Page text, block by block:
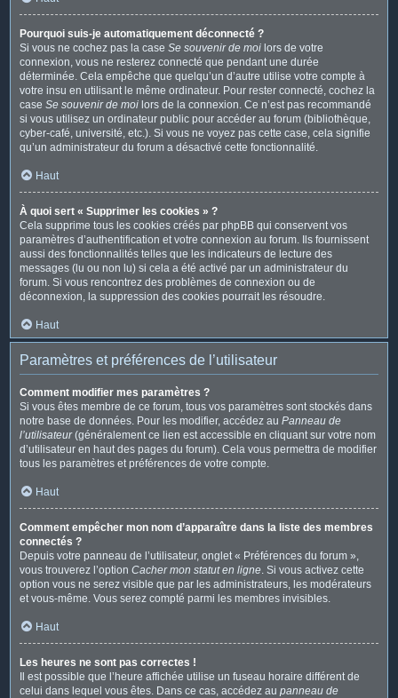
Pourquoi suis-je automatiquement déconnecté ?
Si vous ne cochez pas la case Se souvenir de moi lors de votre
connexion, vous ne resterez connecté que pendant une durée
déterminée. Cela empêche que quelqu’un d’autre utilise votre compte à
votre insu en utilisant le même ordinateur. Pour rester connecté, cochez la
case Se souvenir de moi lors de la connexion. Ce n’est pas recommandé
si vous utilisez un ordinateur public pour accéder au forum (bibliothèque,
cyber-café, université, etc.). Si vous ne voyez pas cette case, cela signifie
qu’un administrateur du forum a désactivé cette fonctionnalité.
Haut
À quoi sert « Supprimer les cookies » ?
Cela supprime tous les cookies créés par phpBB qui conservent vos
paramètres d’authentification et votre connexion au forum. Ils fournissent
aussi des fonctionnalités telles que les indicateurs de lecture des
messages (lu ou non lu) si cela a été activé par un administrateur du
forum. Si vous rencontrez des problèmes de connexion ou de
déconnexion, la suppression des cookies pourrait les résoudre.
Haut
Paramètres et préférences de l’utilisateur
Comment modifier mes paramètres ?
Si vous êtes membre de ce forum, tous vos paramètres sont stockés dans
notre base de données. Pour les modifier, accédez au Panneau de
l’utilisateur(généralement ce lien est accessible en cliquant sur votre nom
d’utilisateur en haut des pages du forum). Cela vous permettra de modifier
tous les paramètres et préférences de votre compte.
Haut
Comment empêcher mon nom d’apparaître dans la liste des membres
connectés ?
Depuis votre panneau de l’utilisateur, onglet « Préférences du forum »,
vous trouverez l’option Cacher mon statut en ligne. Si vous activez cette
option vous ne serez visible que par les administrateurs, les modérateurs
et vous-même. Vous serez compté parmi les membres invisibles.
Haut
Les heures ne sont pas correctes !
Il est possible que l’heure affichée utilise un fuseau horaire différent de
celui dans lequel vous êtes. Dans ce cas, accédez au panneau de